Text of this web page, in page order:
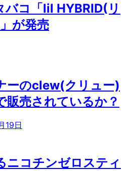
バコ「lil HYBRID(リ
が発売
ーのclew(クリュー)
販売されているか？
19日
ニコチンゼロスティ